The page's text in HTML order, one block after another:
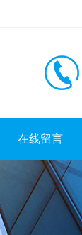
在线留言